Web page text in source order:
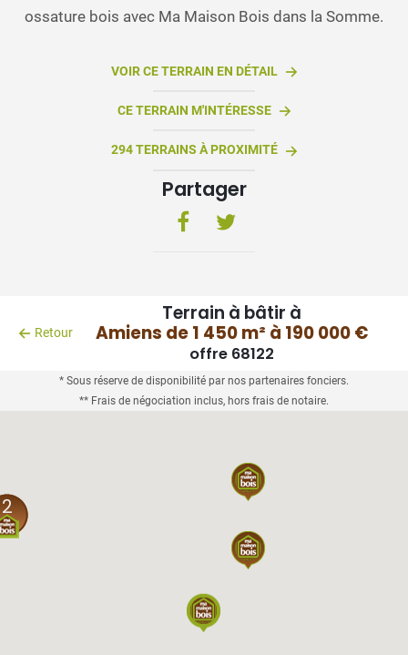
ossature bois avec Ma Maison Bois dans la Somme.
VOIR CE TERRAIN EN DÉTAIL
CE TERRAIN M'INTÉRESSE
294 TERRAINS À PROXIMITÉ
Partager
Retour
Terrain à bâtir à
Amiens de 1 450 m² à 190 000 €
offre 68122
* Sous réserve de disponibilité par nos partenaires fonciers.
** Frais de négociation inclus, hors frais de notaire.
2